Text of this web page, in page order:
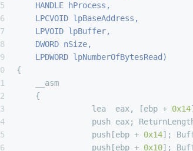
5
6
7
8
9
    HANDLE hProcess,
    LPCVOID lpBaseAddress,
    LPVOID lpBuffer,
    DWORD nSize,
    LPDWORD lpNumberOfBytesRead)
{
    __asm
    {
                lea  eax, [ebp +
0x14]
push eax;
                push[ebp +
0x14];
                push[ebp +
0x10];